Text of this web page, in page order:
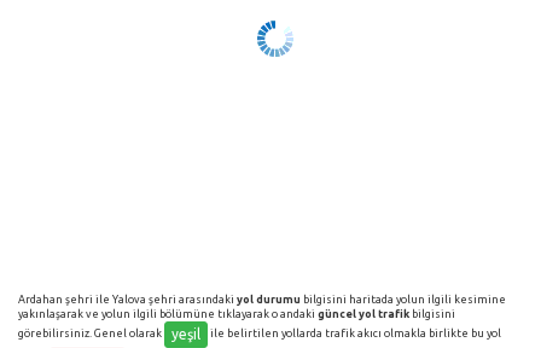
Ardahan şehri ile Yalova şehri arasındaki yol durumu bilgisini haritada yolun ilgili kesimine
yakınlaşarak ve yolun ilgili bölümüne tıklayarak o andaki güncel yol trafik bilgisini
görebilirsiniz. Genel olarak
yeşil ile belirtilen yollarda trafik akıcı olmakla birlikte bu yol